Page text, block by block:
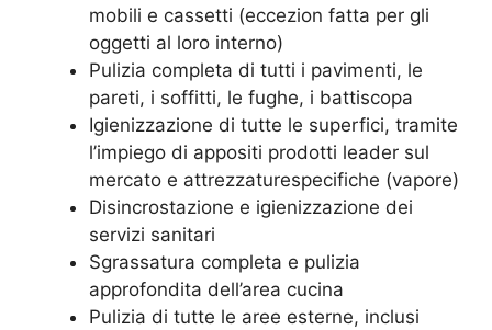
mobili e cassetti (eccezion fatta per gli
oggetti al loro interno)
Pulizia completa di tutti i pavimenti, le
pareti, i soffitti, le fughe, i battiscopa
Igienizzazione di tutte le superfici, tramite
l’impiego di appositi prodotti leader sul
mercato e attrezzaturespecifiche (vapore)
Disincrostazione e igienizzazione dei
servizi sanitari
Sgrassatura completa e pulizia
approfondita dell’area cucina
Pulizia di tutte le aree esterne, inclusi